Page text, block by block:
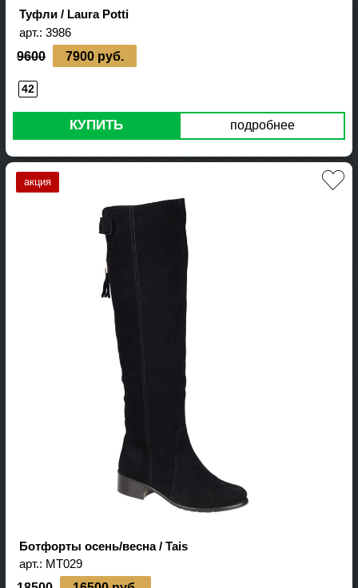
Туфли / Laura Potti
арт.: 3986
9600 7900 руб.
42
подробнее
КУПИТЬ
Ботфорты осень/весна / Tais
арт.: MT029